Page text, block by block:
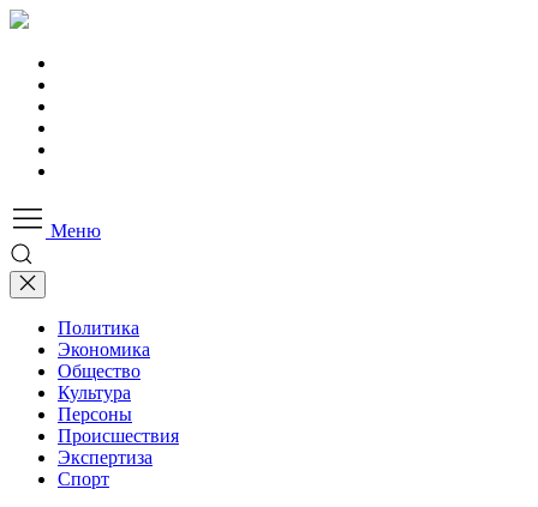
Меню
Политика
Экономика
Общество
Культура
Персоны
Происшествия
Экспертиза
Спорт